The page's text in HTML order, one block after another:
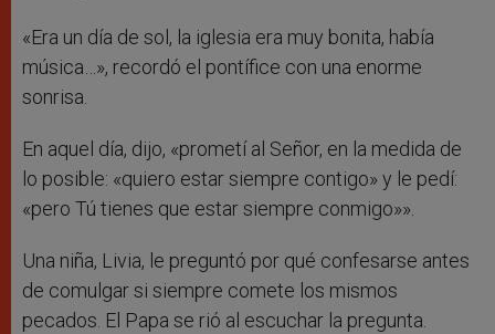
«Era un día de sol, la iglesia era muy bonita, había
música…», recordó el pontífice con una enorme
sonrisa.
En aquel día, dijo, «prometí al Señor, en la medida de
lo posible: «quiero estar siempre contigo» y le pedí:
«pero Tú tienes que estar siempre conmigo»».
Una niña, Livia, le preguntó por qué confesarse antes
de comulgar si siempre comete los mismos
pecados. El Papa se rió al escuchar la pregunta.